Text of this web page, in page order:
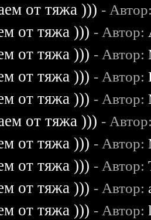
от тяжа ))) -
от тяжа ))) - Автор:
от тяжа ))) - Автор:
от тяжа ))) - Автор:
от тяжа ))) - Автор:
от тяжа ))) -
от тяжа ))) - Автор:
от тяжа ))) - Автор:
от тяжа ))) - Автор:
от тяжа ))) - Автор: